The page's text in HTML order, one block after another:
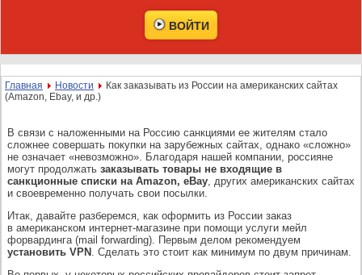
Главная Новости
Как заказывать из России на американских сайтах
(Amazon, Ebay, и др.)
В связи с наложенными на Россию санкциями ее жителям стало
сложнее совершать покупки на зарубежных сайтах, однако «сложно»
не означает «невозможно». Благодаря нашей компании, россияне
могут продолжать заказывать товары не входящие в
санкционные списки на Amazon, eBay, других американских сайтах
и своевременно получать свои посылки.
Итак, давайте разберемся, как оформить из России заказ
в американском интернет-магазине при помощи услуги мейл
форвардинга (mail forwarding). Первым делом рекомендуем
установить VPN . Сделать это стоит как минимум по двум причинам.